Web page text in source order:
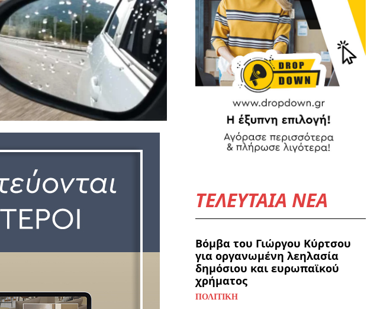
ΤΕΛΕΥΤΑΙΑ ΝΕΑ
Βόμβα του Γιώργου Κύρτσου
για οργανωμένη λεηλασία
δημόσιου και ευρωπαϊκού
χρήματος
ΠΟΛΙΤΙΚΉ